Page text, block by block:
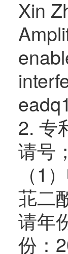
Xin
2. 专
请号
（1
苝二
请年
份：